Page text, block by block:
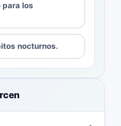
para los
nocturnos.